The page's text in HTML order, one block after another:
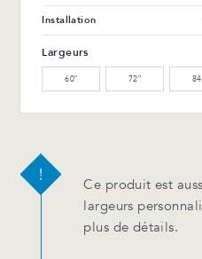
Installation
Largeurs
60″ 72″
Ce produit est
largeurs
plus de détails.